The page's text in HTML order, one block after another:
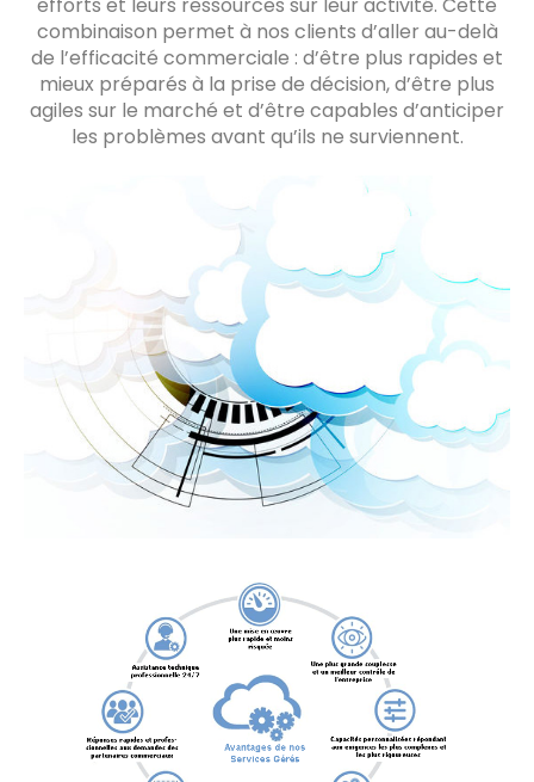
combinaison permet à nos clients d’aller au-delà
de l’efficacité commerciale : d’être plus rapides et
mieux préparés à la prise de décision, d’être plus
agiles sur le marché et d’être capables d’anticiper
les problèmes avant qu’ils ne surviennent.